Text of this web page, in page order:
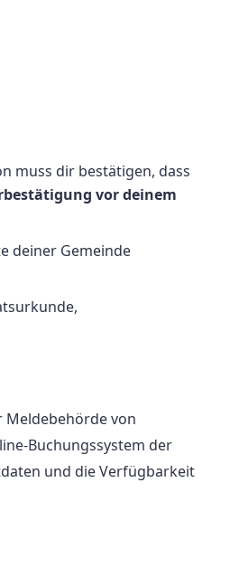
muss dir bestätigen, dass
vor deinem
deiner Gemeinde
Meldebehörde von
Buchungssystem der
und die Verfügbarkeit